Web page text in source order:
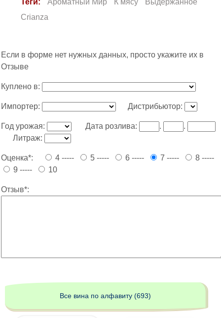
Crianza
Если в форме нет нужных данных, просто укажите их в
Отзыве
Куплено в:
Импортер: Дистрибьютор:
Год урожая: Дата розлива: .
.
Литраж:
Оценка*: 4 ----- 5 ----- 6 ----- 7 -----
8 -----
9 -----
10
Отзыв*:
Все вина по алфавиту (693)